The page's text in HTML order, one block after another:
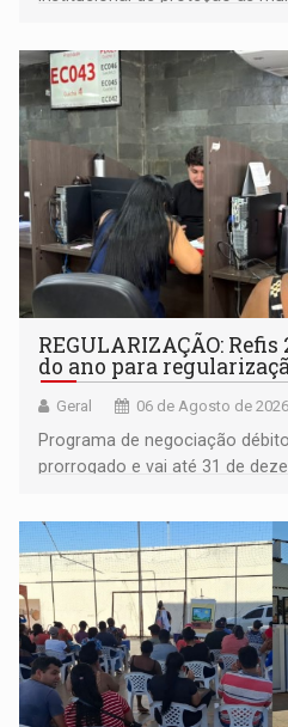
Goiás
REGULARIZAÇÃO:
do ano para
Geral 06 de Agosto de
Programa de negociação
prorrogado e vai até 31 de